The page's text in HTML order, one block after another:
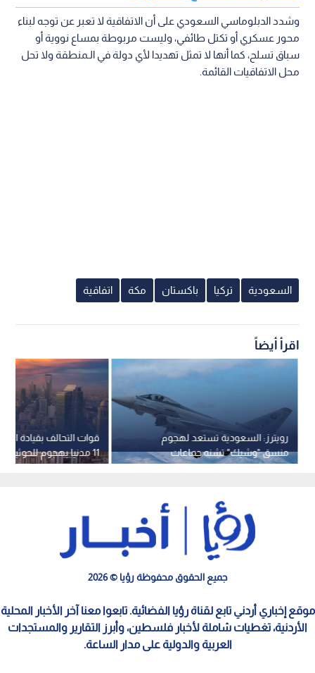
وشدد الدبلوماسي السعودي على أن الاتفاقية لا تعبر عن توجه لبناء
محور عسكري أو تكتل طائفي، وليست مربوطة بمساع نووية أو
سباق تسلح، كما أنها لا تمثل تهديدا لأي دولة في الـمنطقة ولا تحل
محل الاتفاقيات القائمة.
السعودية تركيا باكستان مكة اتفاقية
اقرأ أيضاً
قوات التحالف بقيادة
11 مدنيا بهجوم للحوثيين على نجران
رويترز: السعودية تستعد لهجوم
منسق "وشيك" تشنه جماعات
مدعومة من إيران
جميع الحقوق محفوظة رؤيا © 2026
موقع إخباري أردني تابع لقناة رؤيا الفضائية. تابعوا معنا آخر الأخبار المحلية
الأردنية، تغطيات شاملة لأخبار فلسطين، وأبرز التقارير والمستجدات
العربية والدولية على مدار الساعة.